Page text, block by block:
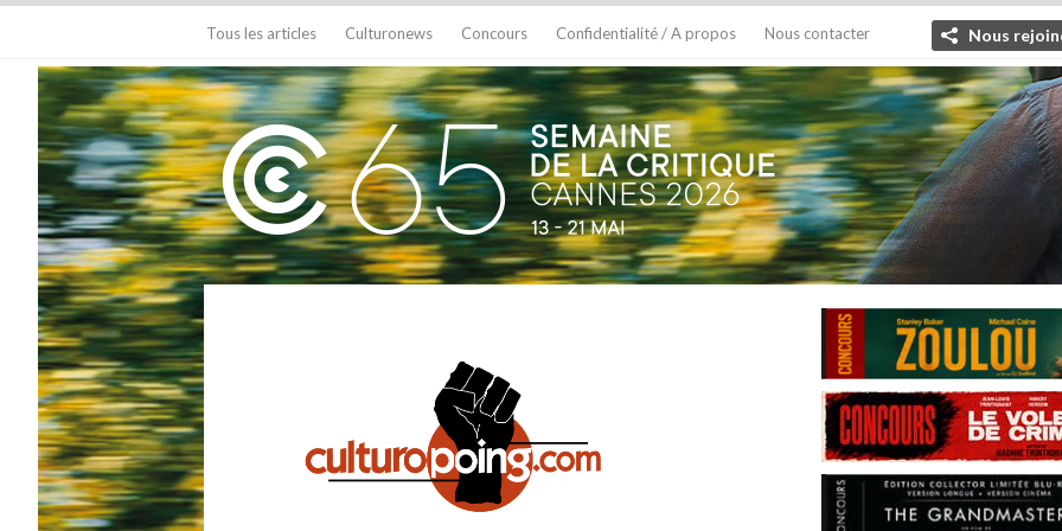
Tous les articles Culturonews Concours Confidentialité / A propos Nous contacter Nous